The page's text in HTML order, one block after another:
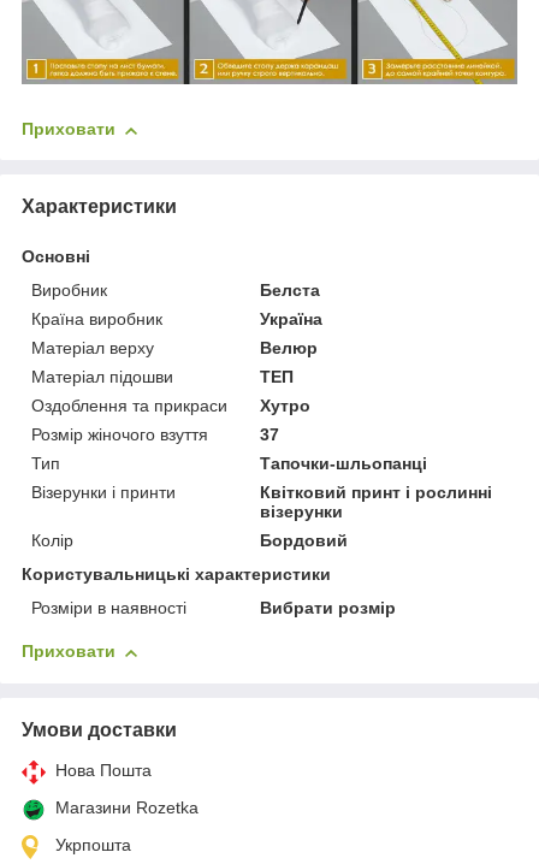
Приховати
Характеристики
Основні
Виробник
Белста
Країна виробник
Україна
Матеріал верху
Велюр
Матеріал підошви
ТЕП
Оздоблення та прикраси
Хутро
Розмір жіночого взуття
37
Тип
Тапочки-шльопанці
Візерунки і принти
Квітковий принт і рослинні
візерунки
Колір
Бордовий
Користувальницькі характеристики
Розміри в наявності
Вибрати розмір
Приховати
Умови доставки
Нова Пошта
Магазини Rozetka
Укрпошта